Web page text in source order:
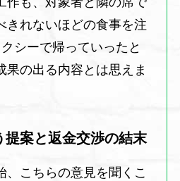
きれないほどの食事を注
シーで帰っていったと
果の出る内容とは思えま
提案と返金交渉の結末
、こちらの意見を聞くこ